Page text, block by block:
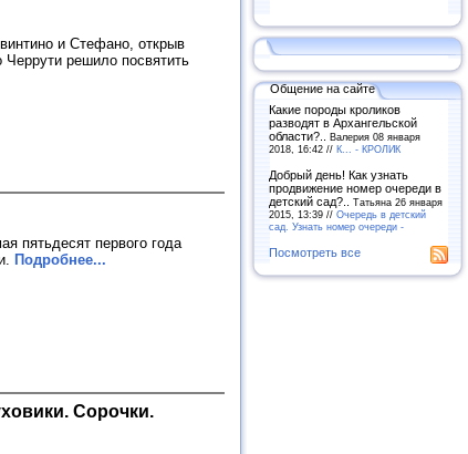
и Стефано, открыв
решило посвятить
пятьдесят первого года
Подробнее...
Сорочки.
Общение на сайте
Какие породы кроликов
разводят в Архангельской
области?.. Валерия 08 января
2018, 16:42 // К... - КРОЛИК
Добрый день! Как узнать
продвижение номер очереди в
детский сад?.. Татьяна 26 января
2015, 13:39 // Очередь в детский
сад. Узнать номер очереди -
Посмотреть все